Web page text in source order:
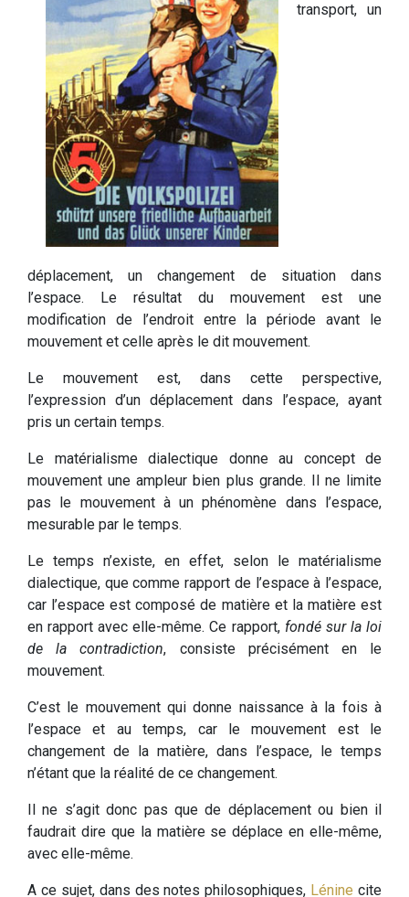
transport, un
déplacement, un changement de situation dans
l’espace. Le résultat du mouvement est une
modification de l’endroit entre la période avant le
mouvement et celle après le dit mouvement.
Le mouvement est, dans cette perspective,
l’expression d’un déplacement dans l’espace, ayant
pris un certain temps.
Le matérialisme dialectique donne au concept de
mouvement une ampleur bien plus grande. Il ne limite
pas le mouvement à un phénomène dans l’espace,
mesurable par le temps.
Le temps n’existe, en effet, selon le matérialisme
dialectique, que comme rapport de l’espace à l’espace,
car l’espace est composé de matière et la matière est
en rapport avec elle-même. Ce rapport, fondé sur la loi
de la contradiction, consiste précisément en le
mouvement.
C’est le mouvement qui donne naissance à la fois à
l’espace et au temps, car le mouvement est le
changement de la matière, dans l’espace, le temps
n’étant que la réalité de ce changement.
Il ne s’agit donc pas que de déplacement ou bien il
faudrait dire que la matière se déplace en elle-même,
avec elle-même.
A ce sujet, dans des notes philosophiques, Lénine cite